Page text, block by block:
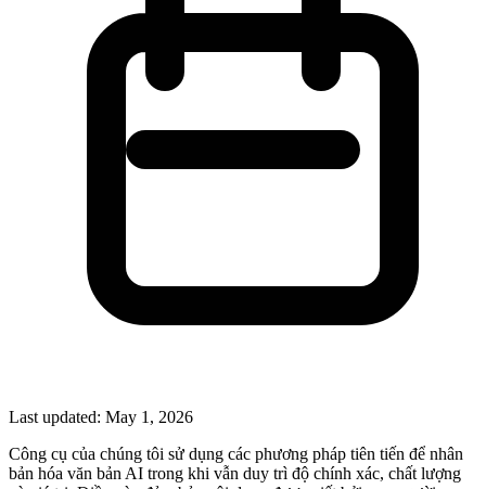
Last updated: May 1, 2026
Công cụ của chúng tôi sử dụng các phương pháp tiên tiến để nhân
bản hóa văn bản AI trong khi vẫn duy trì độ chính xác, chất lượng